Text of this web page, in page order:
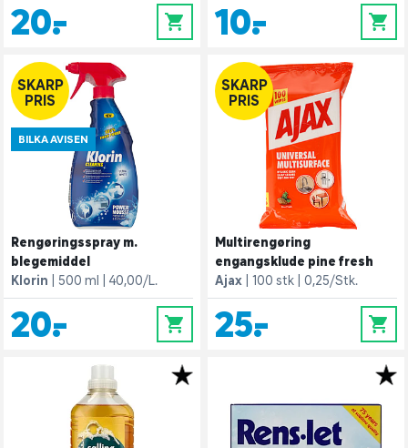
20,- 0 10,- 0
SKARP
PRIS
BILKA AVISEN
Rengøringsspray m.
blegemiddel
Klorin
500 ml 40,00/L.
20,- 0
SKARP
PRIS
Multirengøring
engangsklude pine fresh
Ajax
100 stk 0,25/Stk.
25,- 0